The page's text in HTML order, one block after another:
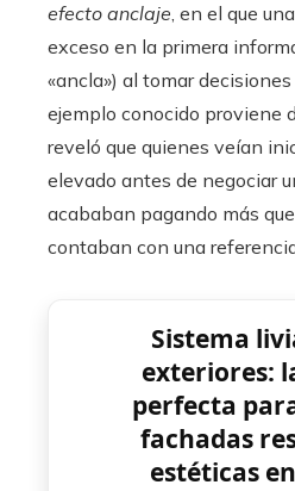
efecto anclaje, en el que
exceso en la primera
«ancla») al tomar
ejemplo conocido proviene
reveló que quienes veían
elevado antes de negociar
acababan pagando más
contaban con una
Sistema
exteriores:
perfecta
fachadas
estéticas